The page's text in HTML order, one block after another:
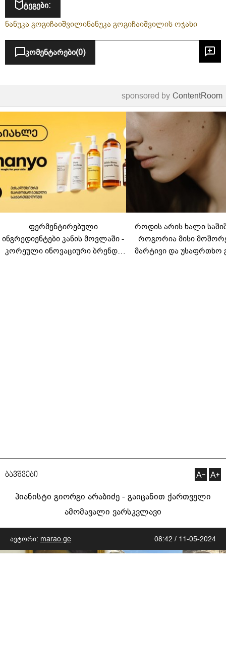
ტეგები:
ნანუკა გოგიჩაიშვილინანუკა გოგიჩაიშვილის ოჯახი
კომენტარები(0)
sponsored by ContentRoom
ფერმენტირებული
ინგრედიენტები კანის მოვლაში -
კორეული ინოვაციური ბრენდი
როდის არის ხალი
როგორია მისი
მარტივი და უსაფრთხო
ბავშვები
პიანისტი გიორგი არაბიძე - გაიცანით ქართველი
ამომავალი ვარსკვლავი
ავტორი: marao.ge 08:42 / 11-05-2024